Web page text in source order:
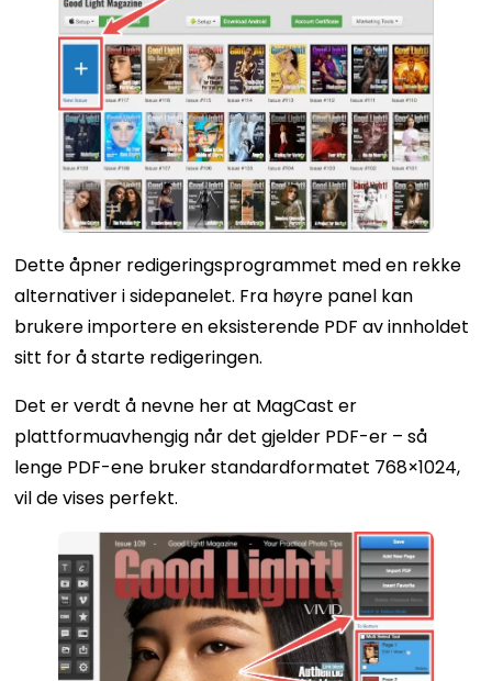
Dette åpner redigeringsprogrammet med en rekke
alternativer i sidepanelet. Fra høyre panel kan
brukere importere en eksisterende PDF av innholdet
sitt for å starte redigeringen.
Det er verdt å nevne her at MagCast er
plattformuavhengig når det gjelder PDF-er – så
lenge PDF-ene bruker standardformatet 768×1024,
vil de vises perfekt.